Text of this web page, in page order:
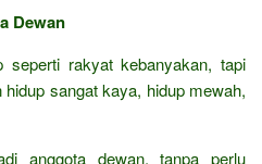
Dewan
seperti rakyat kebanyakan, tapi
sangat kaya, hidup mewah,
anggota dewan, tanpa perlu